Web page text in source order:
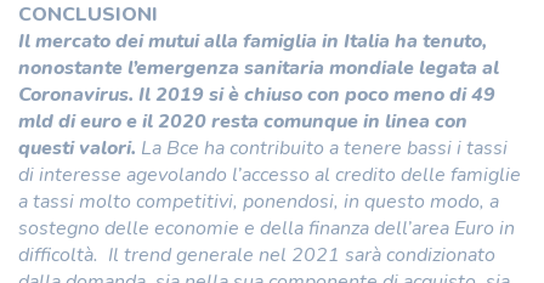
CONCLUSIONI
Il mercato dei mutui alla famiglia in Italia ha tenuto,
nonostante l’emergenza sanitaria mondiale legata al
Coronavirus. Il 2019 si è chiuso con poco meno di 49
mld di euro e il 2020 resta comunque in linea con
questi valori. La Bce ha contribuito a tenere bassi i tassi
di interesse agevolando l’accesso al credito delle famiglie
a tassi molto competitivi, ponendosi, in questo modo, a
sostegno delle economie e della finanza dell’area Euro in
difficoltà. Il trend generale nel 2021 sarà condizionato